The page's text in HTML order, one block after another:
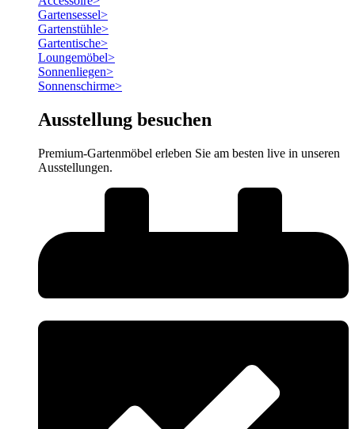
Gartensessel>
Gartenstühle>
Gartentische>
Loungemöbel>
Sonnenliegen>
Sonnenschirme>
Ausstellung besuchen
Premium-Gartenmöbel erleben Sie am besten live in unseren
Ausstellungen.